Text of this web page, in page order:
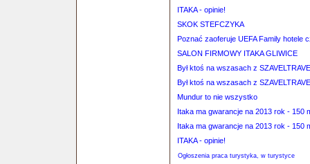
ITAKA - opinie!
SKOK STEFCZYKA
Poznać zaoferuje UEFA Family hotele
SALON FIRMOWY ITAKA GLIWICE
Był ktoś na wszasach z
Był ktoś na wszasach z
Mundur to nie wszystko
Itaka ma gwarancje na 2013 rok - 150
Itaka ma gwarancje na 2013 rok - 150
ITAKA - opinie!
Ogłoszenia praca turystyka, w turystyce